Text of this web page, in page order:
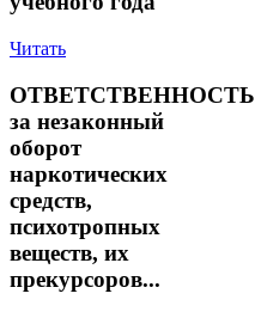
Читать
ОТВЕТСТВЕННОСТЬ
за незаконный
оборот
наркотических
средств,
психотропных
веществ, их
прекурсоров...